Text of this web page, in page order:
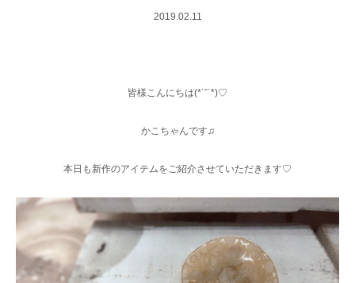
2019.02.11
皆様こんにちは(*˙˘˙*)♡
かこちゃんです♫
本日も新作のアイテムをご紹介させていただきます♡